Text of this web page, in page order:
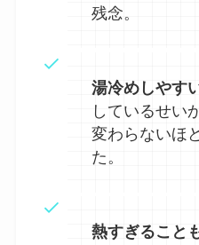
残念。
湯冷めしやす
しているせい
変わらないほ
た。
熱すぎること